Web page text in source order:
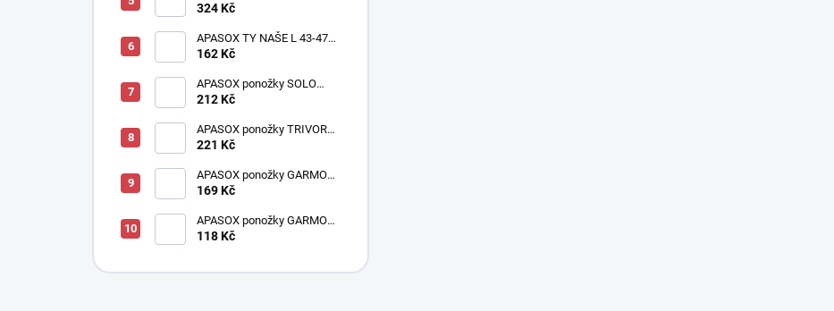
šedý
324 Kč
APASOX TY NAŠE L 43-47
oranžové
162 Kč
APASOX ponožky SOLO
cihlová
212 Kč
APASOX ponožky TRIVOR
antracit - fialová
221 Kč
APASOX ponožky GARMO
petrol
169 Kč
APASOX ponožky GARMO
bílá
118 Kč